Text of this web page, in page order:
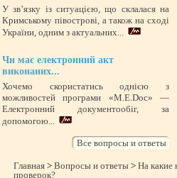
Аннулирование лицензий. Совместное
пацентом.
Трудовые книжки у ФЛП. Как
Об ответственности за уклонение
Авансовый платеж налога на
У зв’язку із ситуацією, що склалася на
Кримському півострові, а також на сході
України, одним з актуальних...
Чи має електронний акт
виконаних...
Хочемо скористатись однією з
можливостей програми «M.E.Doc» —
Електронний документообіг, за
допомогою...
Все вопросы и ответы
Главная > Вопросы и ответы > На какие
проверок?